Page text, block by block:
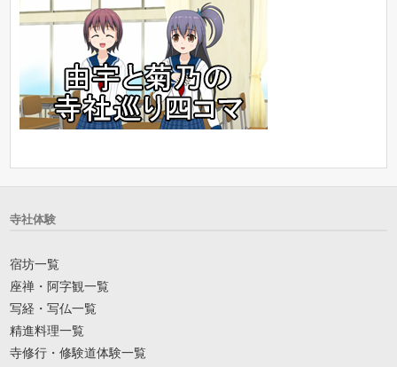
寺社体験
宿坊一覧
座禅・阿字観一覧
写経・写仏一覧
精進料理一覧
寺修行・修験道体験一覧